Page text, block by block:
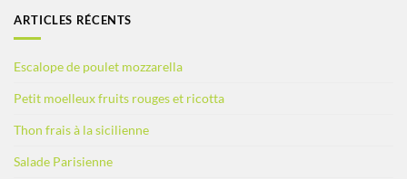
ARTICLES RÉCENTS
Escalope de poulet mozzarella
Petit moelleux fruits rouges et ricotta
Thon frais à la sicilienne
Salade Parisienne